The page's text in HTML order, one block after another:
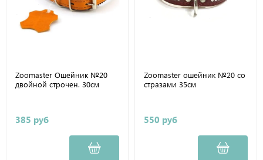
Zoomaster Ошейник №20
двойной строчен. 30см
385 руб
Zoomaster ошейник №20 со
стразами 35см
550 руб